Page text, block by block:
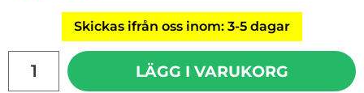
Skickas ifrån oss inom: 3-5 dagar
LÄGG I VARUKORG